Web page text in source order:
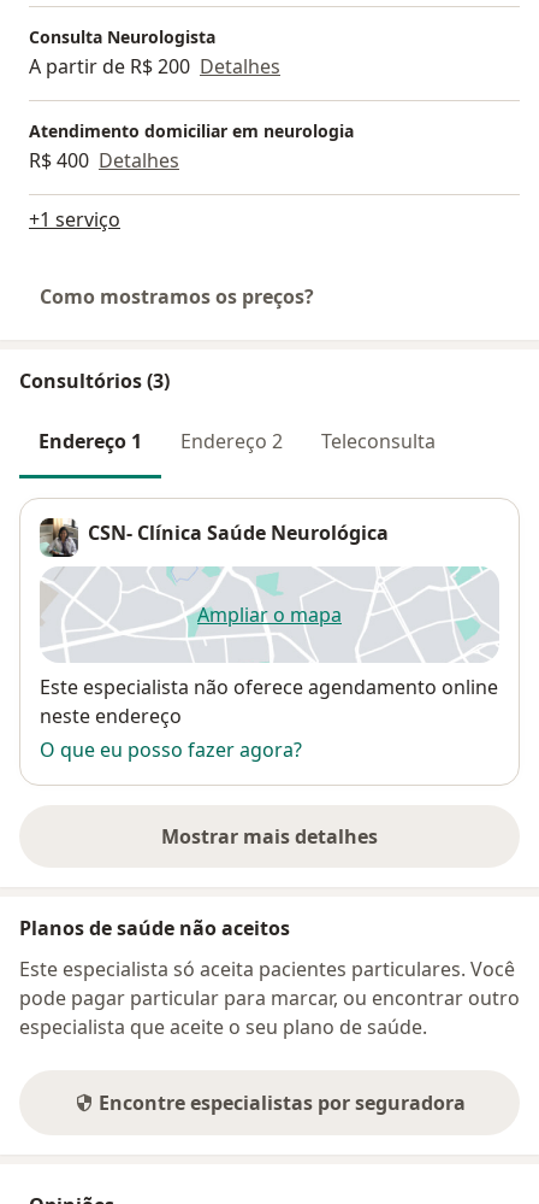
Consulta Neurologista
A partir de R$ 200 Detalhes
Atendimento domiciliar em neurologia
R$ 400 Detalhes
+1 serviço
Como mostramos os preços?
Consultórios (3)
Endereço 1 Endereço 2 Teleconsulta
CSN- Clínica Saúde Neurológica
Ampliar o mapaabre num novo separador
Disponibilidade
Este especialista não oferece agendamento online
neste endereço
O que eu posso fazer agora?
Mostrar mais detalhes
sobre o endereço
Planos de saúde não aceitos
Este especialista só aceita pacientes particulares. Você
pode pagar particular para marcar, ou encontrar outro
especialista que aceite o seu plano de saúde.
Encontre especialistas por seguradora